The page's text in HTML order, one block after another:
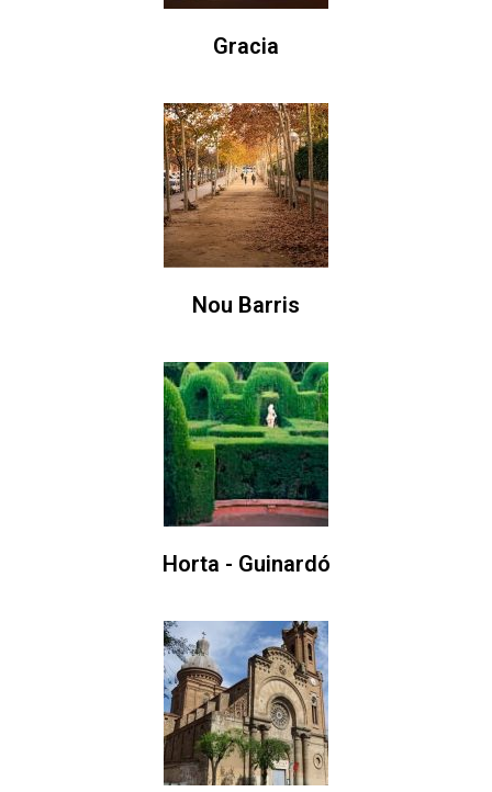
Gracia
Nou Barris
Horta - Guinardó